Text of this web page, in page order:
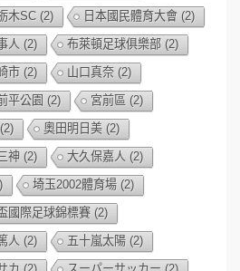
木SC (2) 日本國民體育大會 (2)
人 (2) 布萊頓足球俱樂部 (2)
市 (2) 山口真奈 (2)
平公園 (2) 宮前區 (2)
(2) 奧田明日美 (2)
神 (2) 大久保嘉人 (2)
埼玉2002體育場 (2)
國際足球錦標賽 (2)
人 (2) 五十嵐太陽 (2)